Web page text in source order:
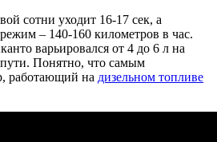
сотни уходит 16-17 сек, а
– 140-160 километров в час.
варьировался от 4 до 6 л на
Понятно, что самым
работающий на дизельном топливе